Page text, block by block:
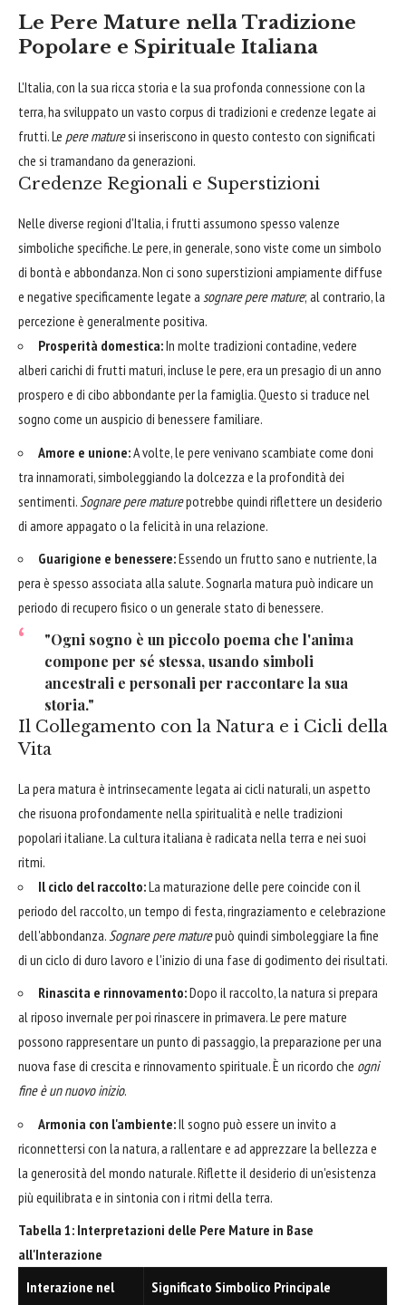
Le Pere Mature nella Tradizione
Popolare e Spirituale Italiana
L'Italia, con la sua ricca storia e la sua profonda connessione con la
terra, ha sviluppato un vasto corpus di tradizioni e credenze legate ai
frutti. Le pere maturesi inseriscono in questo contesto con significati
che si tramandano da generazioni.
Credenze Regionali e Superstizioni
Nelle diverse regioni d'Italia, i frutti assumono spesso valenze
simboliche specifiche. Le pere, in generale, sono viste come un simbolo
di bontà e abbondanza. Non ci sono superstizioni ampiamente diffuse
e negative specificamente legate a sognare pere mature; al contrario, la
percezione è generalmente positiva.
Prosperità domestica:In molte tradizioni contadine, vedere
alberi carichi di frutti maturi, incluse le pere, era un presagio di un anno
prospero e di cibo abbondante per la famiglia. Questo si traduce nel
sogno come un auspicio di benessere familiare.
Amore e unione:A volte, le pere venivano scambiate come doni
tra innamorati, simboleggiando la dolcezza e la profondità dei
sentimenti. Sognare pere maturepotrebbe quindi riflettere un desiderio
di amore appagato o la felicità in una relazione.
Guarigione e benessere:Essendo un frutto sano e nutriente, la
pera è spesso associata alla salute. Sognarla matura può indicare un
periodo di recupero fisico o un generale stato di benessere.
"Ogni sogno è un piccolo poema che l'anima
compone per sé stessa, usando simboli
ancestrali e personali per raccontare la sua
storia."
Il Collegamento con la Natura e i Cicli della
Vita
La pera matura è intrinsecamente legata ai cicli naturali, un aspetto
che risuona profondamente nella spiritualità e nelle tradizioni
popolari italiane. La cultura italiana è radicata nella terra e nei suoi
ritmi.
Il ciclo del raccolto:La maturazione delle pere coincide con il
periodo del raccolto, un tempo di festa, ringraziamento e celebrazione
dell'abbondanza. Sognare pere maturepuò quindi simboleggiare la fine
di un ciclo di duro lavoro e l'inizio di una fase di godimento dei risultati.
Rinascita e rinnovamento:Dopo il raccolto, la natura si prepara
al riposo invernale per poi rinascere in primavera. Le pere mature
possono rappresentare un punto di passaggio, la preparazione per una
nuova fase di crescita e rinnovamento spirituale. È un ricordo che ogni
fine è un nuovo inizio.
Armonia con l'ambiente:Il sogno può essere un invito a
riconnettersi con la natura, a rallentare e ad apprezzare la bellezza e
la generosità del mondo naturale. Riflette il desiderio di un'esistenza
più equilibrata e in sintonia con i ritmi della terra.
Tabella 1: Interpretazioni delle Pere Mature in Base
all'Interazione
Interazione nel
Significato Simbolico Principale